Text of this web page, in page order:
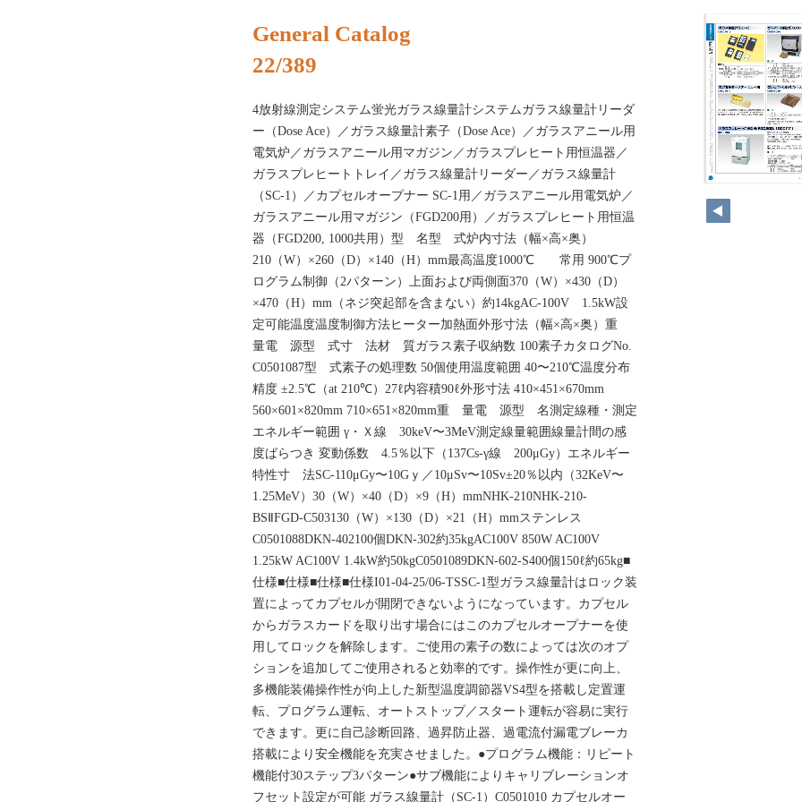
6
General Catalog
22/389
4放射線測定システム蛍光ガラス線量計システムガラス線量計リーダ
ー（Dose Ace）／ガラス線量計素子（Dose Ace）／ガラスアニール用
電気炉／ガラスアニール用マガジン／ガラスプレヒート用恒温器／
ガラスプレヒートトレイ／ガラス線量計リーダー／ガラス線量計
（SC-1）／カプセルオープナー SC-1用／ガラスアニール用電気炉／
ガラスアニール用マガジン（FGD200用）／ガラスプレヒート用恒温
器（FGD200, 1000共用）型 名型 式炉内寸法（幅×高×奥）
210（W）×260（D）×140（H）mm最高温度1000℃ 常用 900℃プ
ログラム制御（2パターン）上面および両側面370（W）×430（D）
×470（H）mm（ネジ突起部を含まない）約14kgAC-100V 1.5kW設
定可能温度温度制御方法ヒーター加熱面外形寸法（幅×高×奥）重
量電 源型 式寸 法材 質ガラス素子収納数 100素子カタログNo.
C0501087型 式素子の処理数 50個使用温度範囲 40〜210℃温度分布
精度 ±2.5℃（at 210℃）27ℓ内容積90ℓ外形寸法 410×451×670mm
560×601×820mm 710×651×820mm重 量電 源型 名測定線種・測定
エネルギー範囲 γ・Ｘ線 30keV〜3MeV測定線量範囲線量計間の感
度ばらつき 変動係数 4.5％以下（137Cs-γ線 200μGy）エネルギー
特性寸 法SC-110μGy〜10Gｙ／10μSv〜10Sv±20％以内（32KeV〜
1.25MeV）30（W）×40（D）×9（H）mmNHK-210NHK-210-
BSⅡFGD-C503130（W）×130（D）×21（H）mmステンレス
C0501088DKN-402100個DKN-302約35kgAC100V 850W AC100V
1.25kW AC100V 1.4kW約50kgC0501089DKN-602-S400個150ℓ約65kg■
仕様■仕様■仕様■仕様I01-04-25/06-TSSC-1型ガラス線量計はロック装
置によってカプセルが開閉できないようになっています。カプセル
からガラスカードを取り出す場合にはこのカプセルオープナーを使
用してロックを解除します。ご使用の素子の数によっては次のオプ
ションを追加してご使用されると効率的です。操作性が更に向上、
多機能装備操作性が向上した新型温度調節器VS4型を搭載し定置運
転、プログラム運転、オートストップ／スタート運転が容易に実行
できます。更に自己診断回路、過昇防止器、過電流付漏電ブレーカ
搭載により安全機能を充実させました。●プログラム機能：リピート
機能付30ステップ3パターン●サブ機能によりキャリブレーションオ
フセット設定が可能 ガラス線量計（SC-1）C0501010 カプセルオー